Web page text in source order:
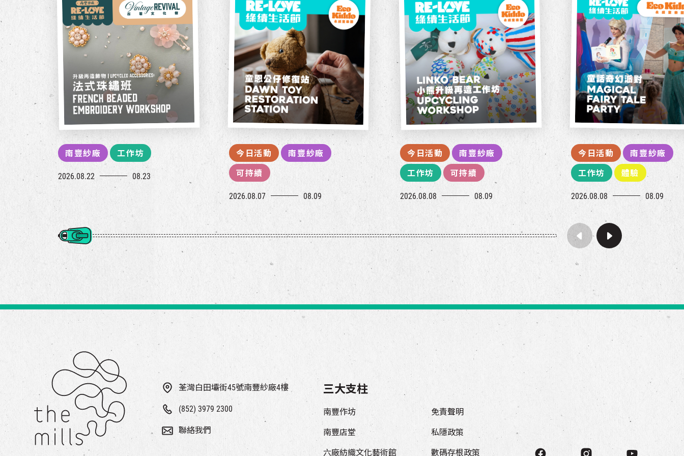
南豐紗廠 工作坊
2026.08.22 08.23
今日活動 南豐紗廠
可持續
2026.08.07 08.09
今日活動 南豐紗廠
工作坊 可持續
2026.08.08 08.09
今日活動 南豐紗廠
工作坊 體驗
2026.08.08 08.09
荃灣白田壩街45號南豐紗廠4樓
(852) 3979 2300
聯絡我們
三大支柱
南豐作坊
南豐店堂
六廠紡織文化藝術館
免責聲明
私隱政策
數碼存根政策